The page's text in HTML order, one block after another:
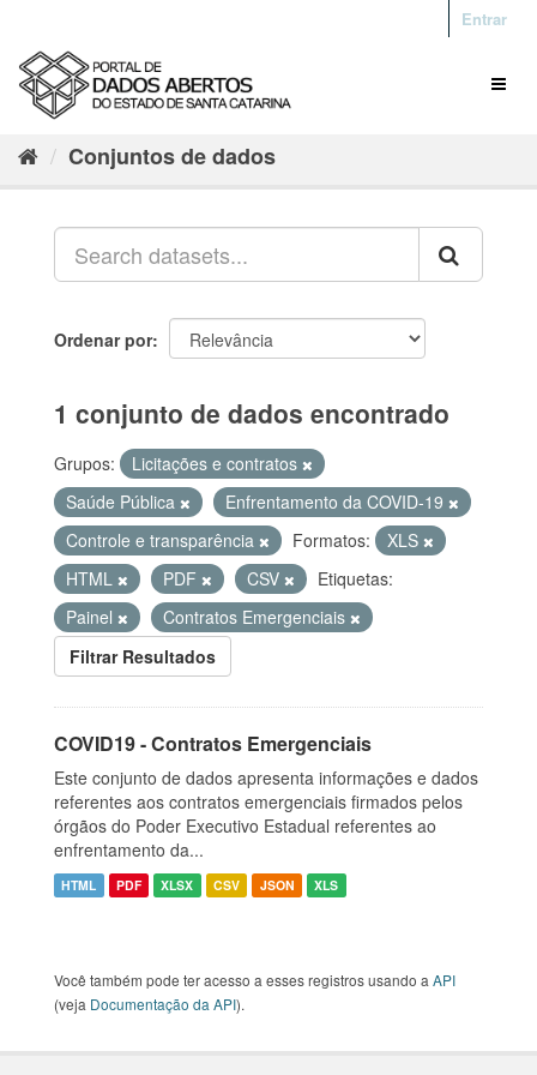
Entrar
Conjuntos de dados
Ordenar por
1 conjunto de dados encontrado
Grupos:
Licitações e contratos
Saúde Pública
Enfrentamento da COVID-19
Controle e transparência
Formatos:
XLS
HTML
PDF CSV
Etiquetas:
Painel
Contratos Emergenciais
Filtrar Resultados
COVID19 - Contratos Emergenciais
Este conjunto de dados apresenta informações e dados
referentes aos contratos emergenciais firmados pelos
órgãos do Poder Executivo Estadual referentes ao
enfrentamento da...
HTML PDF XLSX CSV JSON XLS
Você também pode ter acesso a esses registros usando a API
(veja Documentação da API).